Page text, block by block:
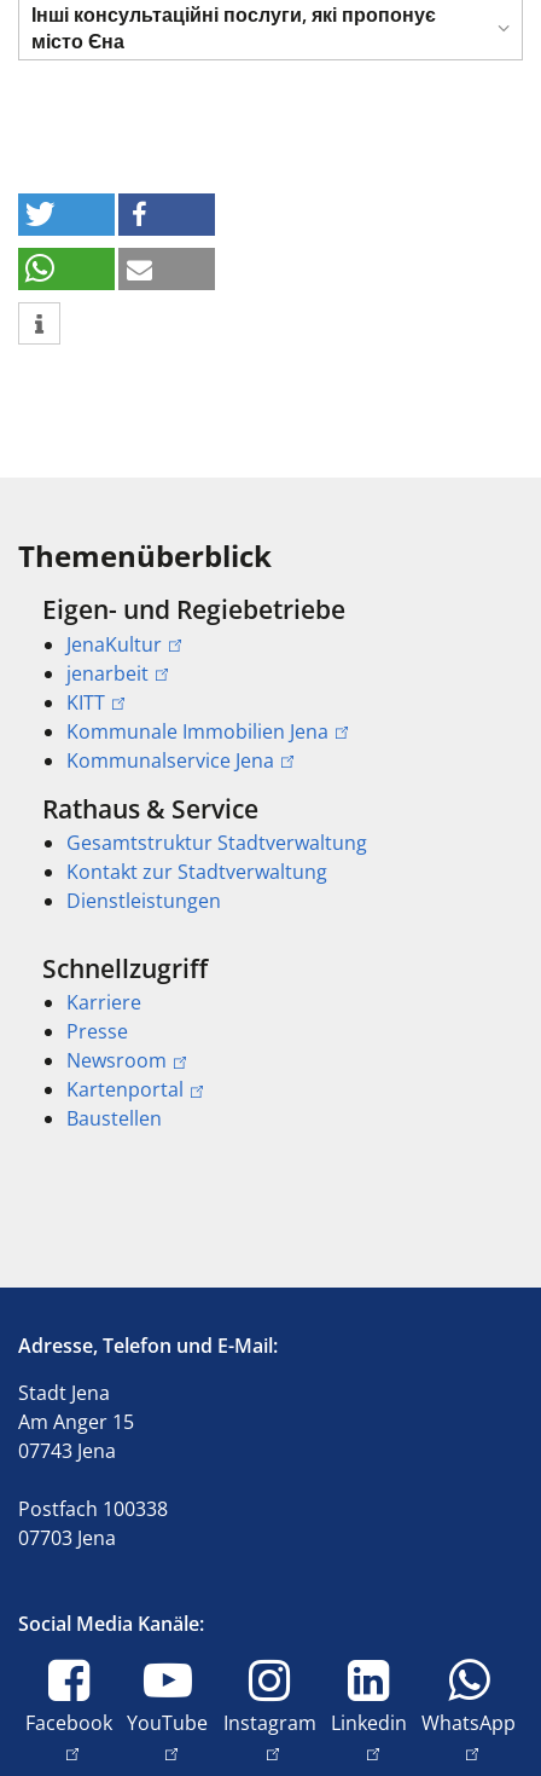
Інші консультаційні послуги, які пропонує
місто Єна
Themenüberblick
Eigen- und Regiebetriebe
JenaKultur
jenarbeit
KITT
Kommunale Immobilien Jena
Kommunalservice Jena
Rathaus & Service
Gesamtstruktur Stadtverwaltung
Kontakt zur Stadtverwaltung
Dienstleistungen
Schnellzugriff
Karriere
Presse
Newsroom
Kartenportal
Baustellen
Adresse, Telefon und E-Mail:
Stadt Jena
Am Anger 15
07743 Jena
Postfach 100338
07703 Jena
Social Media Kanäle:
Facebook YouTube Instagram Linkedin WhatsApp